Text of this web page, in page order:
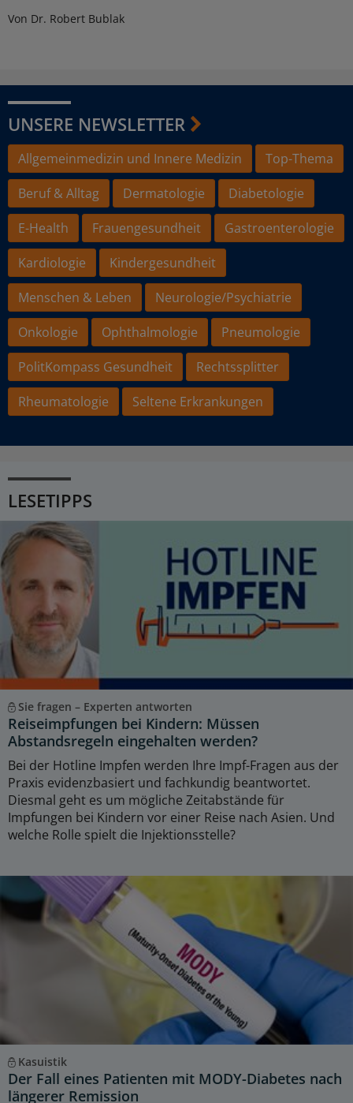
Von Dr. Robert Bublak
UNSERE NEWSLETTER
Allgemeinmedizin und Innere Medizin
Top-Thema
Beruf & Alltag
Dermatologie
Diabetologie
E-Health
Frauengesundheit
Gastroenterologie
Kardiologie
Kindergesundheit
Menschen & Leben
Neurologie/Psychiatrie
Onkologie
Ophthalmologie
Pneumologie
PolitKompass Gesundheit
Rechtssplitter
Rheumatologie
Seltene Erkrankungen
LESETIPPS
Sie fragen – Experten antworten
Reiseimpfungen bei Kindern: Müssen
Abstandsregeln eingehalten werden?
Bei der Hotline Impfen werden Ihre Impf-Fragen aus der
Praxis evidenzbasiert und fachkundig beantwortet.
Diesmal geht es um mögliche Zeitabstände für
Impfungen bei Kindern vor einer Reise nach Asien. Und
welche Rolle spielt die Injektionsstelle?
Kasuistik
Der Fall eines Patienten mit MODY-Diabetes nach
längerer Remission